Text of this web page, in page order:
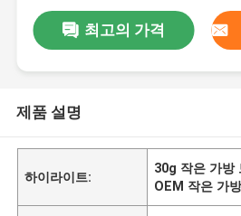
최고의 가격
제품 설명
하이라이트:
30g 작은 가방
OEM 작은 가